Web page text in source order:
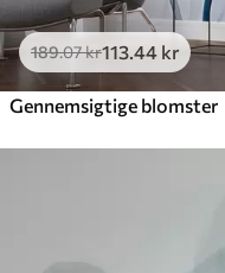
189.07kr113.44 kr
Gennemsigtige blomster